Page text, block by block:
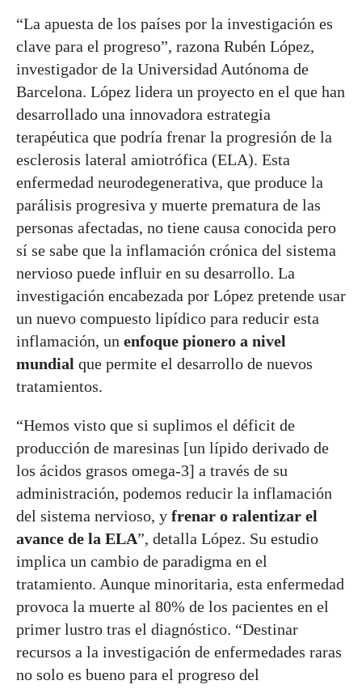
“La apuesta de los países por la investigación es
clave para el progreso”, razona Rubén López,
investigador de la Universidad Autónoma de
Barcelona. López lidera un proyecto en el que han
desarrollado una innovadora estrategia
terapéutica que podría frenar la progresión de la
esclerosis lateral amiotrófica (ELA). Esta
enfermedad neurodegenerativa, que produce la
parálisis progresiva y muerte prematura de las
personas afectadas, no tiene causa conocida pero
sí se sabe que la inflamación crónica del sistema
nervioso puede influir en su desarrollo. La
investigación encabezada por López pretende usar
un nuevo compuesto lipídico para reducir esta
inflamación, un enfoque pionero a nivel
mundial que permite el desarrollo de nuevos
tratamientos.
“Hemos visto que si suplimos el déficit de
producción de maresinas [un lípido derivado de
los ácidos grasos omega-3] a través de su
administración, podemos reducir la inflamación
del sistema nervioso, y frenar o ralentizar el
avance de la ELA”, detalla López. Su estudio
implica un cambio de paradigma en el
tratamiento. Aunque minoritaria, esta enfermedad
provoca la muerte al 80% de los pacientes en el
primer lustro tras el diagnóstico. “Destinar
recursos a la investigación de enfermedades raras
no solo es bueno para el progreso del